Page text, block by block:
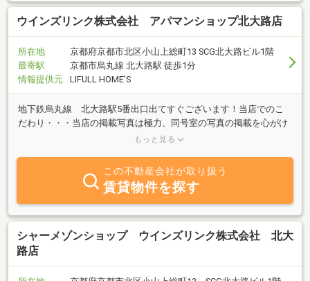
クター「ウィルわんこ」が目印のお店でお待ちしております。
ウインズリンク株式会社 アパマンショップ北大路店
所在地
京都府京都市北区小山上総町13 SCG北大路ビル1階
最寄駅
京都市烏丸線 北大路駅 徒歩1分
情報提供元
LIFULL HOME'S
地下鉄烏丸線 北大路駅5番出口出てすぐございます！当店でのこ
だわり・・・当店の掲載写真は極力、同号室の写真の掲載を心がけ
ております。より、正確な情報をご提供できる様に日々更新させて
もっと見る
この不動産会社が取り扱う
賃貸物件を探す
シャーメゾンショップ ウインズリンク株式会社 北大
路店